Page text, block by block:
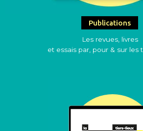
Publications
Les revues, livres
et essais par, pour & sur les